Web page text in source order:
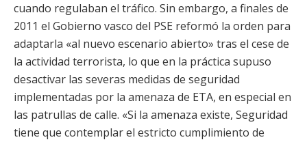
cuando regulaban el tráfico. Sin embargo, a finales de
2011 el Gobierno vasco del PSE reformó la orden para
adaptarla «al nuevo escenario abierto» tras el cese de
la actividad terrorista, lo que en la práctica supuso
desactivar las severas medidas de seguridad
implementadas por la amenaza de ETA, en especial en
las patrullas de calle. «Si la amenaza existe, Seguridad
tiene que contemplar el estricto cumplimiento de